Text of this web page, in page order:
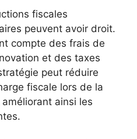
fiscales
peuvent avoir droit.
compte des frais de
et des taxes
peut réduire
fiscale lors de la
ainsi les